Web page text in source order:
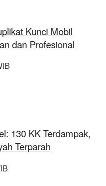
Kunci Mobil
dan Profesional
130 KK Terdampak,
Terparah